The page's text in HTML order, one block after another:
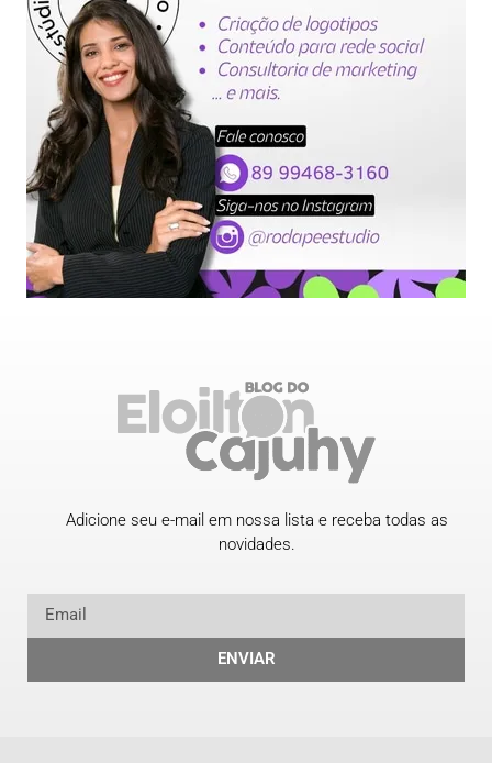
Adicione seu e-mail em nossa lista e receba todas as
novidades.
ENVIAR